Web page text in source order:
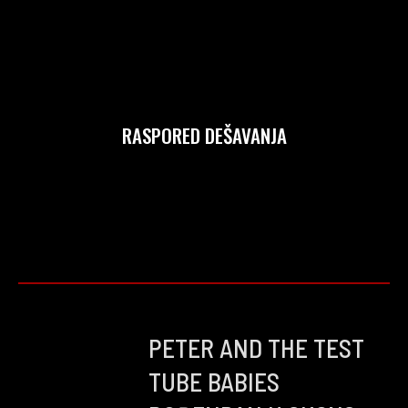
RASPORED DEŠAVANJA
PETER AND THE TEST
TUBE BABIES